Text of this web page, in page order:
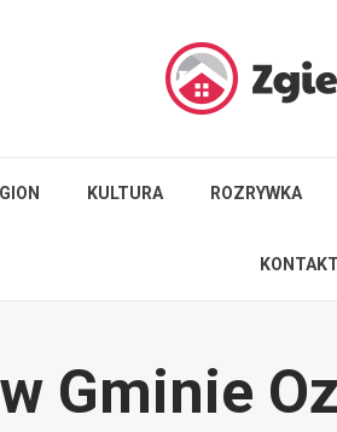
KULTURA ROZRYWKA
KONTAKT
Gminie